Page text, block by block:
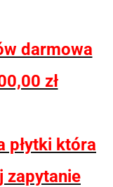
darmowa
zł
płytki która
zapytanie